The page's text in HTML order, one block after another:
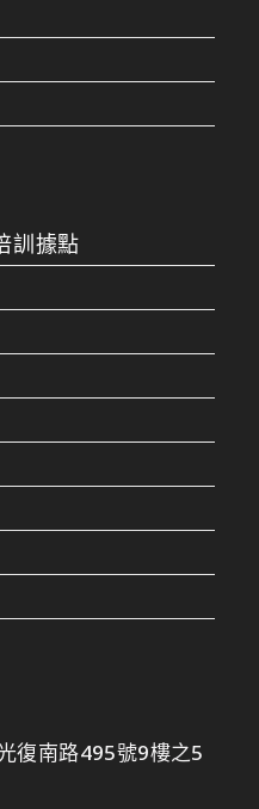
訓據點
復南路495號9樓之5